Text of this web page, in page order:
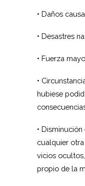
• Daños
• Desastres
• Fuerza
•
hubiese
•
cualquier
vicios
propio de la